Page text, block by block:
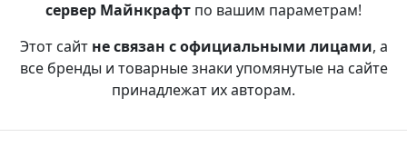
сервер Майнкрафт по вашим параметрам!
Этот сайт не связан с официальными лицами, а
все бренды и товарные знаки упомянутые на сайте
принадлежат их авторам.